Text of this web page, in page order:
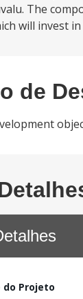
The
will invest
de
do Projeto